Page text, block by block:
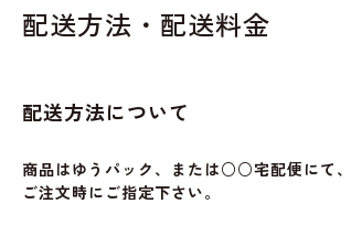
配送方法・配送料金
配送方法について
商品はゆうパック、または○○宅配便にて
ご注文時にご指定下さい。